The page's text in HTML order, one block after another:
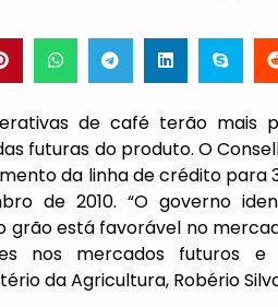
de café terão mais
futuras do produto. O
da linha de crédito para
de 2010. “O governo
grão está favorável no
nos mercados futuros
da Agricultura, Robério